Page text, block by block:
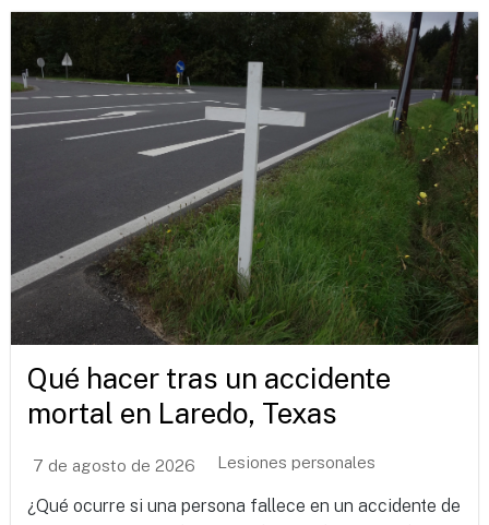
Qué hacer tras un accidente
mortal en Laredo, Texas
7 de agosto de 2026 Lesiones personales
¿Qué ocurre si una persona fallece en un accidente de